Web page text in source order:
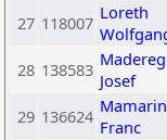
27 118007 Loreth
28 138583 Josef
29 136624 Franc